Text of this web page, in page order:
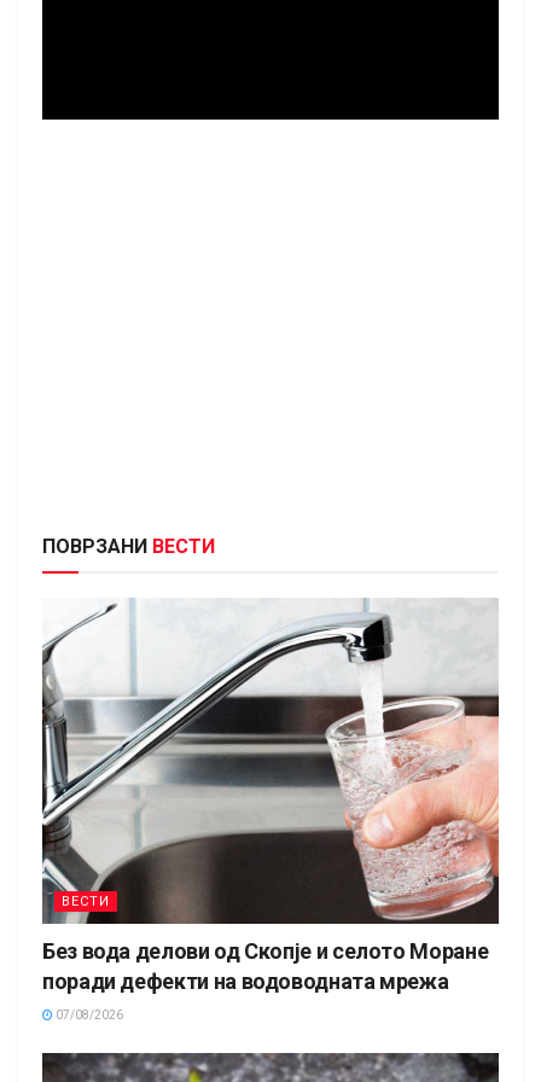
ПОВРЗАНИ ВЕСТИ
ВЕСТИ
Без вода делови од Скопје и селото Моране
поради дефекти на водоводната мрежа
07/08/2026